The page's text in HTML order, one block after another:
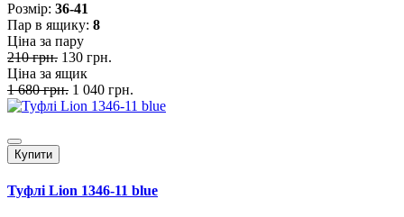
Розмiр: 36-41
Пар в ящику: 8
Ціна за пару
210 грн. 130 грн.
Ціна за ящик
1 680 грн. 1 040 грн.
Купити
Туфлі Lion 1346-11 blue